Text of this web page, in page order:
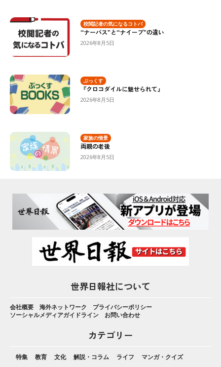
校閲記者の気になるコトバ
“ナーバス”と“ナイーブ”の違い
2026年8月5日
ぶっくす
『クロコダイルに魅せられて』
2026年8月5日
家族の情景
両親の老後
2026年8月5日
世界日報社について
会社概要 海外ネットワーク
プライバシーポリシー
ソーシャルメディアガイドライン
お問い合わせ
カテゴリー
特集 教育 文化 解説・コラム ライフ マンガ・クイズ